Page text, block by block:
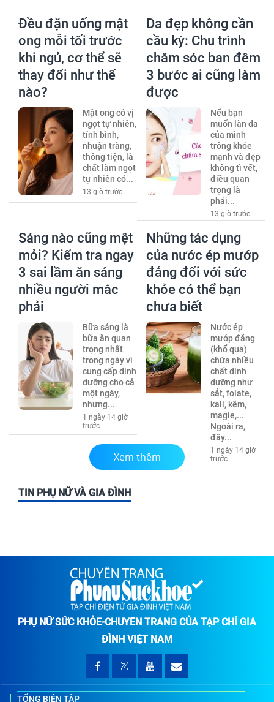
Đều đặn uống mật
ong mỗi tối trước
khi ngủ, cơ thể sẽ
thay đổi như thế
nào?
Mật ong có vị
ngọt tự nhiên,
tính bình,
nhuận tràng,
thông tiện, là
chất làm ngọt
tự nhiên có...
13 giờ trước
Da đẹp không cần
cầu kỳ: Chu trình
chăm sóc ban đêm
3 bước ai cũng làm
được
Nếu bạn
muốn làn da
của mình
trông khỏe
mạnh và đẹp
không tì vết,
điều quan
trọng là
phải...
13 giờ trước
Sáng nào cũng mệt
mỏi? Kiểm tra ngay
3 sai lầm ăn sáng
nhiều người mắc
phải
Bữa sáng là
bữa ăn quan
trọng nhất
trong ngày vì
cung cấp dinh
dưỡng cho cả
một ngày,
nhưng...
1 ngày 14 giờ
trước
Những tác dụng
của nước ép mướp
đắng đối với sức
khỏe có thể bạn
chưa biết
Nước ép
mướp đắng
(khổ qua)
chứa nhiều
chất dinh
dưỡng như
sắt, folate,
kali, kẽm,
magie,...
Ngoài ra,
đây...
1 ngày 14 giờ
trước
Xem thêm
TIN PHỤ NỮ VÀ GIA ĐÌNH
PHỤ NỮ SỨC KHỎE-CHUYÊN TRANG CỦA TẠP CHÍ GIA
ĐÌNH VIỆT NAM
TỔNG BIÊN TẬP